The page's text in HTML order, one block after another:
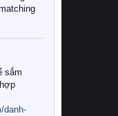
sắm
danh-